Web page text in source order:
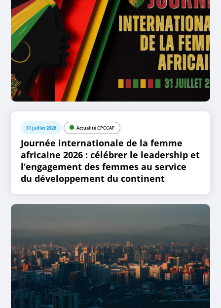
31 juillet 2026 Actualité CPCCAF
Journée internationale de la femme
africaine 2026 : célébrer le leadership et
l’engagement des femmes au service
du développement du continent